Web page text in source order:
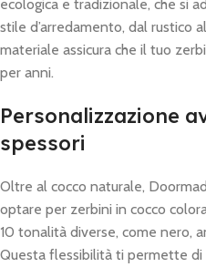
ecologica e tradizionale, che si
stile d’arredamento, dal rustico
materiale assicura che il tuo
per anni.
Personalizzazione
spessori
Oltre al cocco naturale,
optare per zerbini in cocco
10 tonalità diverse, come nero,
Questa flessibilità ti permette